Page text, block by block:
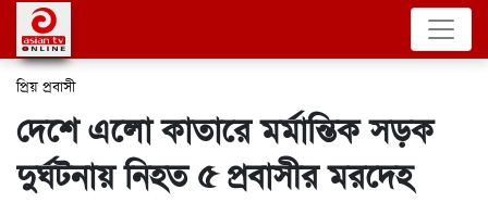
প্রিয় প্রবাসী
দেশে এলো কাতারে মর্মান্তিক সড়ক
দুর্ঘটনায় নিহত ৫ প্রবাসীর মরদেহ